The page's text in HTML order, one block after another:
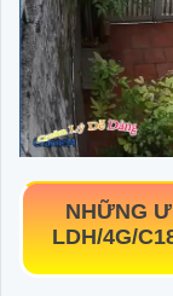
NHỮNG
LDH/4G/